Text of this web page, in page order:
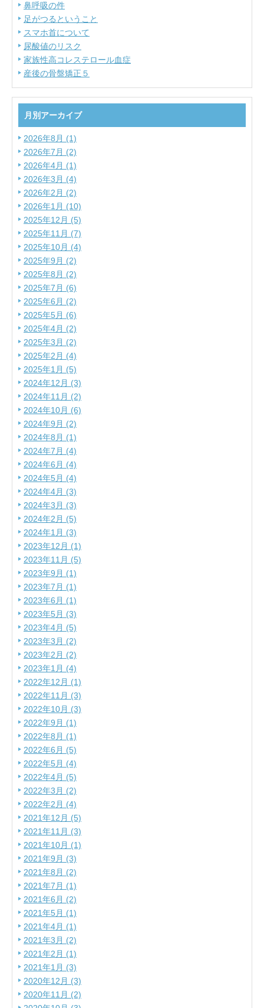
鼻呼吸の件
足がつるということ
スマホ首について
尿酸値のリスク
家族性高コレステロール血症
産後の骨盤矯正５
月別アーカイブ
2026年8月 (1)
2026年7月 (2)
2026年4月 (1)
2026年3月 (4)
2026年2月 (2)
2026年1月 (10)
2025年12月 (5)
2025年11月 (7)
2025年10月 (4)
2025年9月 (2)
2025年8月 (2)
2025年7月 (6)
2025年6月 (2)
2025年5月 (6)
2025年4月 (2)
2025年3月 (2)
2025年2月 (4)
2025年1月 (5)
2024年12月 (3)
2024年11月 (2)
2024年10月 (6)
2024年9月 (2)
2024年8月 (1)
2024年7月 (4)
2024年6月 (4)
2024年5月 (4)
2024年4月 (3)
2024年3月 (3)
2024年2月 (5)
2024年1月 (3)
2023年12月 (1)
2023年11月 (5)
2023年9月 (1)
2023年7月 (1)
2023年6月 (1)
2023年5月 (3)
2023年4月 (5)
2023年3月 (2)
2023年2月 (2)
2023年1月 (4)
2022年12月 (1)
2022年11月 (3)
2022年10月 (3)
2022年9月 (1)
2022年8月 (1)
2022年6月 (5)
2022年5月 (4)
2022年4月 (5)
2022年3月 (2)
2022年2月 (4)
2021年12月 (5)
2021年11月 (3)
2021年10月 (1)
2021年9月 (3)
2021年8月 (2)
2021年7月 (1)
2021年6月 (2)
2021年5月 (1)
2021年4月 (1)
2021年3月 (2)
2021年2月 (1)
2021年1月 (3)
2020年12月 (3)
2020年11月 (2)